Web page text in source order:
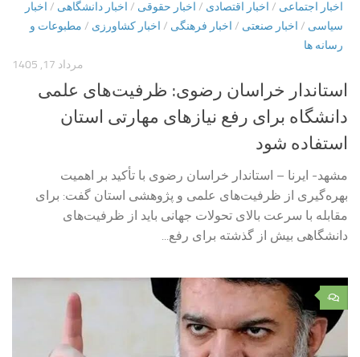
اخبار اجتماعی / اخبار اقتصادی / اخبار حقوقی / اخبار دانشگاهی / اخبار
سیاسی / اخبار صنعتی / اخبار فرهنگی / اخبار کشاورزی / مطبوعات و
رسانه ها
مرداد 17, 1405
استاندار خراسان رضوی: ظرفیت‌های علمی
دانشگاه برای رفع نیازهای مهارتی استان
استفاده شود
مشهد- ایرنا – استاندار خراسان رضوی با تأکید بر اهمیت
بهره‌گیری از ظرفیت‌های علمی و پژوهشی استان گفت: برای
مقابله با سرعت بالای تحولات جهانی باید از ظرفیت‌های
دانشگاهی بیش از گذشته برای رفع...
۰